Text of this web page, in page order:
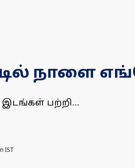
நாளை
பற்றி...
IST